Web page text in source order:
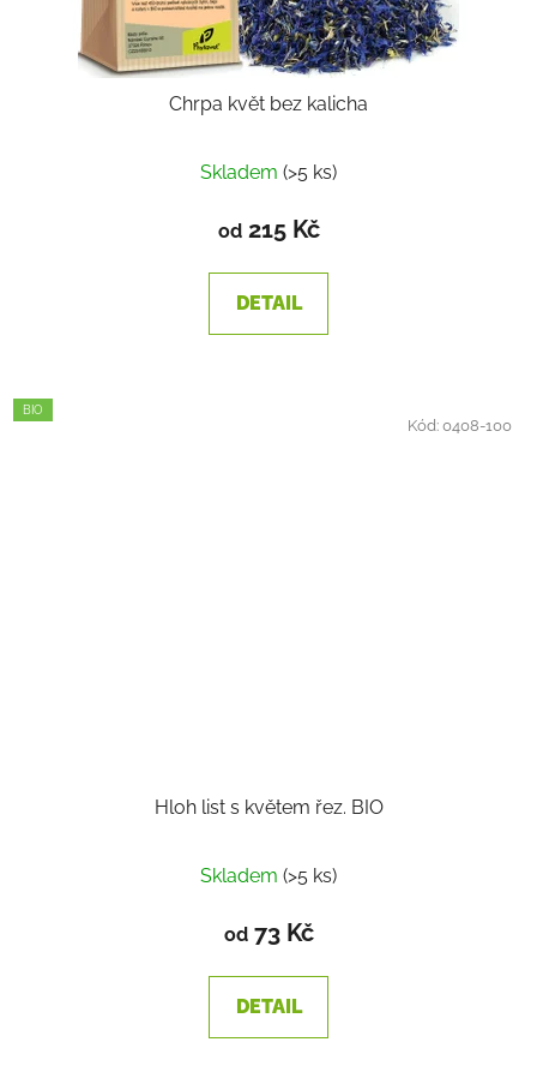
Chrpa květ bez kalicha
Skladem (>5 ks)
od215 Kč
DETAIL
BIO
Hloh list s květem řez. BIO
Skladem (>5 ks)
od73 Kč
DETAIL
Kód:0408-100